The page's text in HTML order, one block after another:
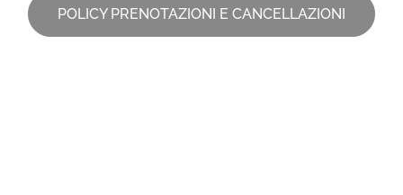
POLICY PRENOTAZIONI E CANCELLAZIONI